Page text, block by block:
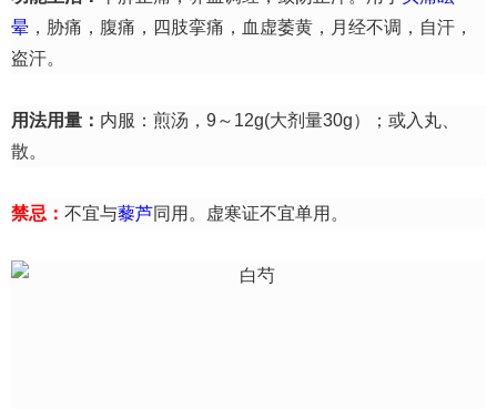
晕 ，胁痛，腹痛，四肢挛痛，血虚萎黄，月经不调，自汗，
盗汗。
用法用量： 内服：煎汤，9～12g(大剂量30g）；或入丸、
散。
禁忌： 不宜与藜芦同用。虚寒证不宜单用。